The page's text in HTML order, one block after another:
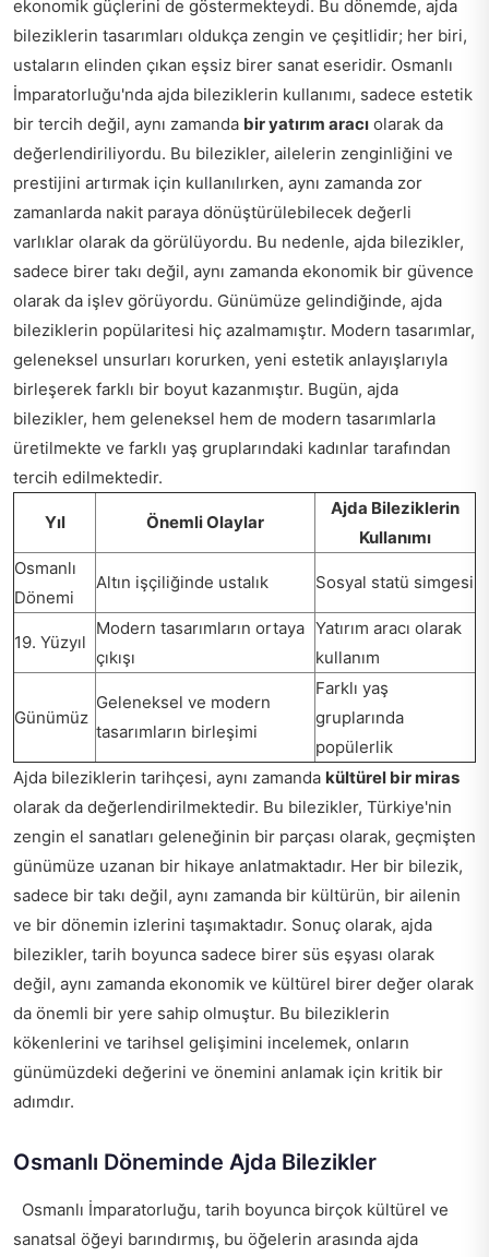
ekonomik güçlerini de göstermekteydi. Bu dönemde, ajda
bileziklerin tasarımları oldukça zengin ve çeşitlidir; her biri,
ustaların elinden çıkan eşsiz birer sanat eseridir. Osmanlı
İmparatorluğu'nda ajda bileziklerin kullanımı, sadece estetik
bir tercih değil, aynı zamanda bir yatırım aracı olarak da
değerlendiriliyordu. Bu bilezikler, ailelerin zenginliğini ve
prestijini artırmak için kullanılırken, aynı zamanda zor
zamanlarda nakit paraya dönüştürülebilecek değerli
varlıklar olarak da görülüyordu. Bu nedenle, ajda bilezikler,
sadece birer takı değil, aynı zamanda ekonomik bir güvence
olarak da işlev görüyordu. Günümüze gelindiğinde, ajda
bileziklerin popülaritesi hiç azalmamıştır. Modern tasarımlar,
geleneksel unsurları korurken, yeni estetik anlayışlarıyla
birleşerek farklı bir boyut kazanmıştır. Bugün, ajda
bilezikler, hem geleneksel hem de modern tasarımlarla
üretilmekte ve farklı yaş gruplarındaki kadınlar tarafından
tercih edilmektedir.
Yıl Önemli Olaylar
Ajda Bileziklerin
Kullanımı
Osmanlı
Dönemi
Altın işçiliğinde ustalık Sosyal statü simgesi
19. Yüzyıl
Modern tasarımların ortaya
çıkışı
Yatırım aracı olarak
kullanım
Günümüz
Geleneksel ve modern
tasarımların birleşimi
Farklı yaş
gruplarında
popülerlik
Ajda bileziklerin tarihçesi, aynı zamanda kültürel bir miras
olarak da değerlendirilmektedir. Bu bilezikler, Türkiye'nin
zengin el sanatları geleneğinin bir parçası olarak, geçmişten
günümüze uzanan bir hikaye anlatmaktadır. Her bir bilezik,
sadece bir takı değil, aynı zamanda bir kültürün, bir ailenin
ve bir dönemin izlerini taşımaktadır. Sonuç olarak, ajda
bilezikler, tarih boyunca sadece birer süs eşyası olarak
değil, aynı zamanda ekonomik ve kültürel birer değer olarak
da önemli bir yere sahip olmuştur. Bu bileziklerin
kökenlerini ve tarihsel gelişimini incelemek, onların
günümüzdeki değerini ve önemini anlamak için kritik bir
adımdır.
Osmanlı Döneminde Ajda Bilezikler
Osmanlı İmparatorluğu, tarih boyunca birçok kültürel ve
sanatsal öğeyi barındırmış, bu öğelerin arasında ajda